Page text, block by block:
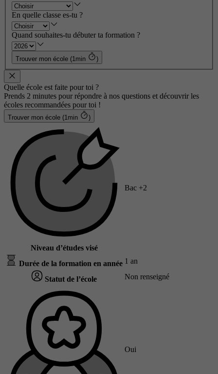
En quelle classe es-tu ?
Quand souhaites-tu débuter ta formation ?
Trouver mon école (1min )
Quelle école est faite pour toi ?
Prends 2 minutes pour répondre à nos questions et découvrir les
écoles recommandées pour toi !
Trouver mon école (1min )
Niveau d’études visé
Bac +2
Durée de la formation en année 1 an
Statut de l’école Non renseigné
Oui